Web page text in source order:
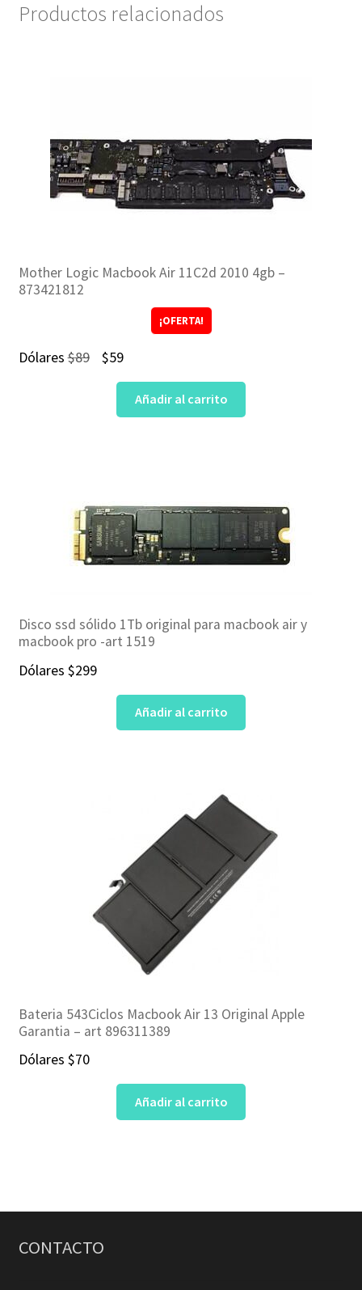
Productos relacionados
Mother Logic Macbook Air 11C2d 2010 4gb –
873421812
¡OFERTA!
Dólares$89
El
precio
original
$59El
precio
actual
Añadir al carrito
Disco ssd sólido 1Tb original para macbook air y
macbook pro -art 1519
Dólares $299
Añadir al carrito
Bateria 543Ciclos Macbook Air 13 Original Apple
Garantia – art 896311389
Dólares $70
Añadir al carrito
CONTACTO